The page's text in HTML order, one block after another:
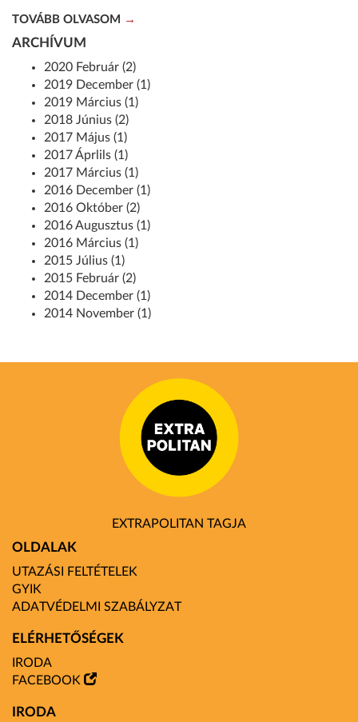
TOVÁBB OLVASOM
ARCHÍVUM
2020 Február (2)
2019 December (1)
2019 Március (1)
2018 Június (2)
2017 Május (1)
2017 Áprlils (1)
2017 Március (1)
2016 December (1)
2016 Október (2)
2016 Augusztus (1)
2016 Március (1)
2015 Július (1)
2015 Február (2)
2014 December (1)
2014 November (1)
EXTRAPOLITAN TAGJA
OLDALAK
UTAZÁSI FELTÉTELEK
GYIK
ADATVÉDELMI SZABÁLYZAT
ELÉRHETŐSÉGEK
IRODA
FACEBOOK
IRODA